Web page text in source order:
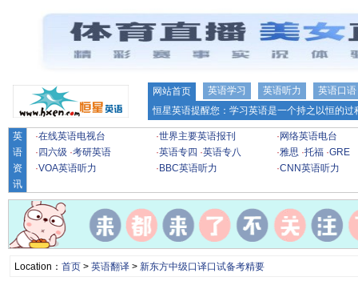
网站首页 英语学习 英语听力
英语口语
恒星英语提醒您：学习英语是一个持之以恒的
英
语
资
讯
·在线英语电视台 ·世界主要英语报刊 · 网络英语电台
· 四六级 ·考研英语 ·英语专四 ·英语专八 ·雅思 ·托福 ·GRE
·VOA英语听力 · BBC英语听力 ·CNN英语听力
Location： 首页> 英语翻译> 新东方中级口译口试备考精要